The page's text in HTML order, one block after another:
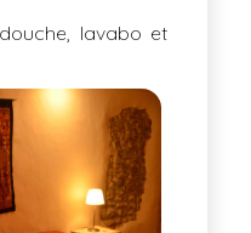
lavabo et